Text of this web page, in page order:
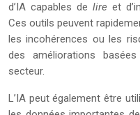
d’IA capables de lire et
Ces outils peuvent
les incohérences ou les
des améliorations
secteur.
L’IA peut également être